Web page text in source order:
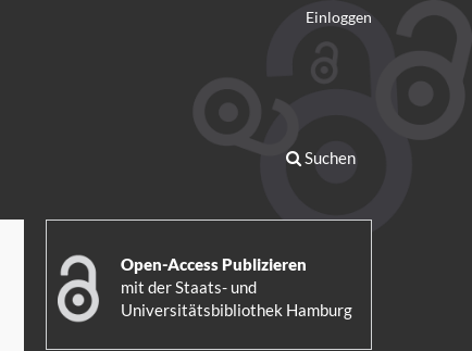
Suchen
Einloggen
Open-Access Publizieren
mit derStaats- und
Universitätsbibliothek Hamburg